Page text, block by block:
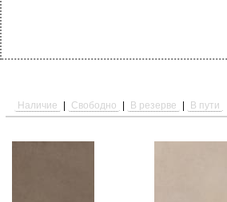
Наличие Свободно В резерве В пути